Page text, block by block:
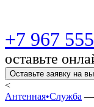
+7 967
оставьте
Оставьте заявку на
<
Антенная•Служба —